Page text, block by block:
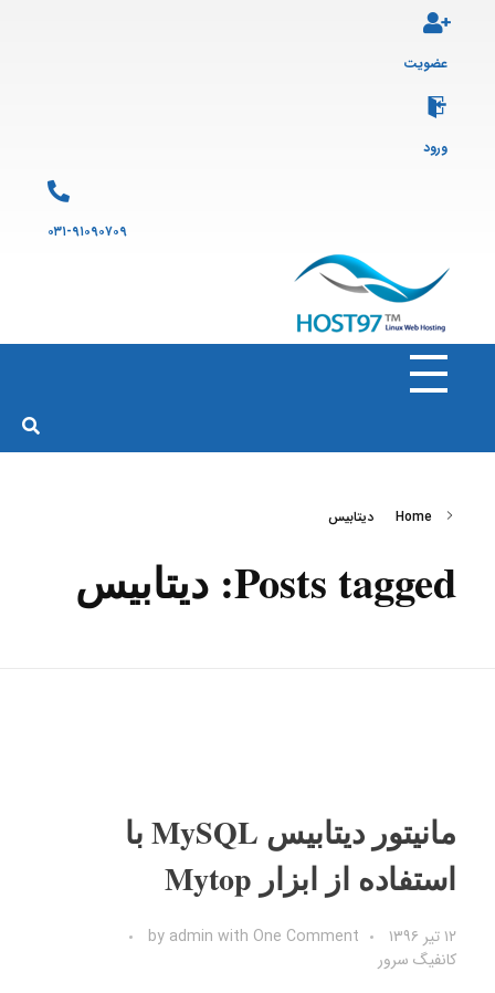
عضویت
ورود
۰۳۱-۹۱۰۹۰۷۰۹
هاست ۹۷ارائه سرویس هاست لینوکس و ثبت دامنه
Home دیتابیس
Posts tagged: دیتابیس
مانیتور دیتابیس MySQL با
استفاده از ابزار Mytop
۱۲ تیر ۱۳۹۶ by admin with One Comment
کانفیگ سرور